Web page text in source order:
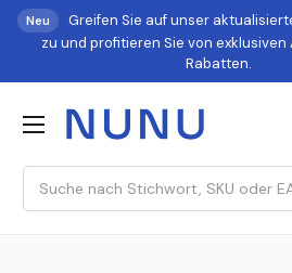
Neu Greifen Sie auf unser
zu und profitieren Sie von
Rabatten.